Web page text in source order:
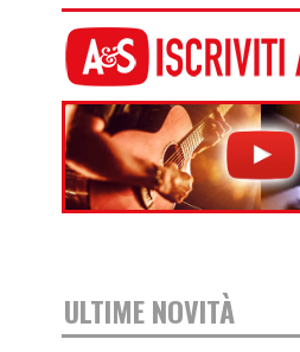
ULTIME NOVITÀ